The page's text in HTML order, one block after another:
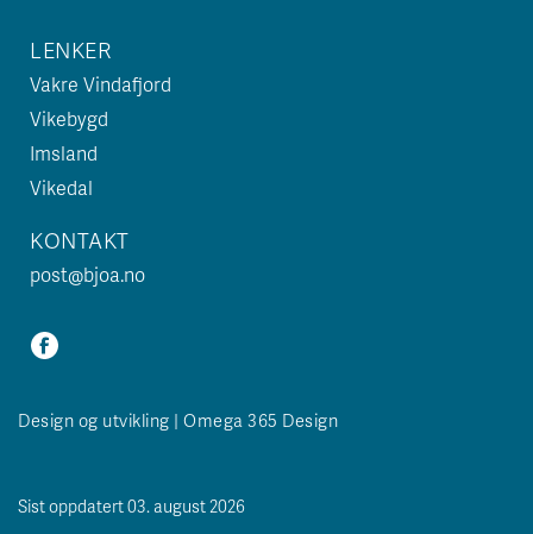
LENKER
Vakre Vindafjord
Vikebygd
Imsland
Vikedal
KONTAKT
post@bjoa.no
Design og utvikling | Omega 365 Design
Sist oppdatert 03. august 2026